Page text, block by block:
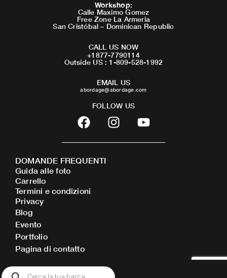
Workshop:
Calle Maximo Gomez
Free Zone La Armeria
San Cristóbal – Dominican Republic
CALL US NOW
+1877-7790114
Outside US : 1-809-528-1992
EMAIL US
abordage@abordage.com
FOLLOW US
F
a
c
b
o
I
n
s
Y
o
u
DOMANDE FREQUENTI
Guida alle foto
Carrello
Termini e condizioni
Privacy
Blog
Evento
Portfolio
Pagina di contatto
Ricerca